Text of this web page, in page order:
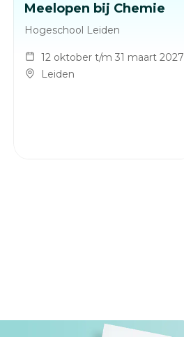
Meelopen bij Chemie
Hogeschool Leiden
12 oktober t/m 31 maart 2027
Leiden